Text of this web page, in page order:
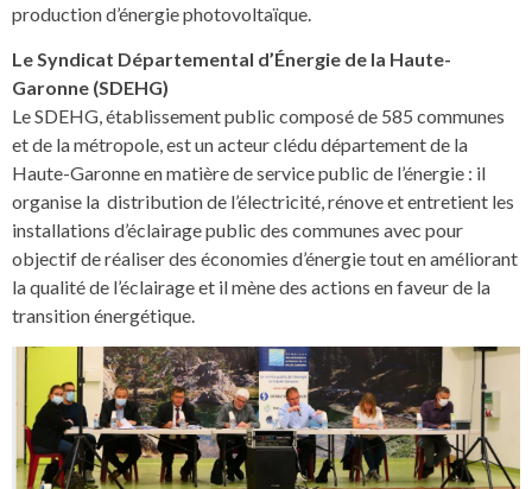
production d’énergie photovoltaïque.
Le Syndicat Départemental d’Énergie de la Haute-
Garonne (SDEHG)
Le SDEHG, établissement public composé de 585 communes
et de la métropole, est un acteur clédu département de la
Haute-Garonne en matière de service public de l’énergie : il
organise la distribution de l’électricité, rénove et entretient les
installations d’éclairage public des communes avec pour
objectif de réaliser des économies d’énergie tout en améliorant
la qualité de l’éclairage et il mène des actions en faveur de la
transition énergétique.